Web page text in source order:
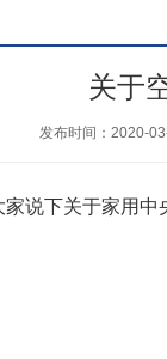
关于
发布时间：2020-
说下关于家用中